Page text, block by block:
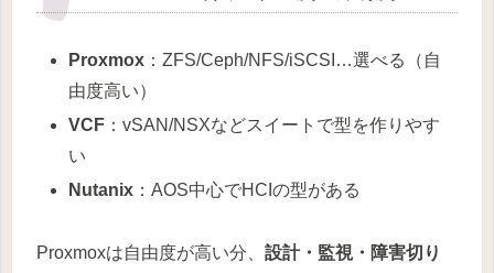
Proxmox ：ZFS/Ceph/NFS/iSCSI…選べる（自
由度高い）
VCF ：vSAN/NSXなどスイートで型を作りやす
い
Nutanix ：AOS中心でHCIの型がある
Proxmoxは自由度が高い分、 設計・監視・障害切り